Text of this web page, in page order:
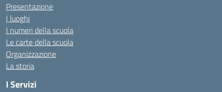
Presentazione
I luoghi
I numeri della scuola
Le carte della scuola
Organizzazione
La storia
I Servizi